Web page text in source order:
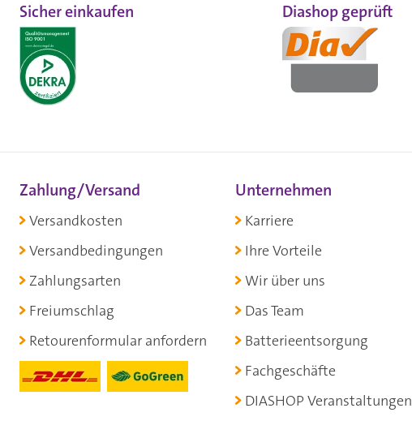
Sicher einkaufen Diashop geprüft
Zahlung/Versand
Versandkosten
Versandbedingungen
Zahlungsarten
Freiumschlag
Retourenformular anfordern
Unternehmen
Karriere
Ihre Vorteile
Wir über uns
Das Team
Batterieentsorgung
Fachgeschäfte
DIASHOP Veranstaltungen